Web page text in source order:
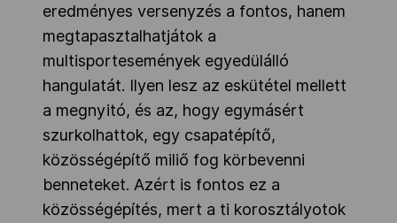
eredményes versenyzés a fontos, hanem
megtapasztalhatjátok a
multisportesemények egyedülálló
hangulatát. Ilyen lesz az eskütétel mellett
a megnyitó, és az, hogy egymásért
szurkolhattok, egy csapatépítő,
közösségépítő miliő fog körbevenni
benneteket. Azért is fontos ez a
közösségépítés, mert a ti korosztályotok